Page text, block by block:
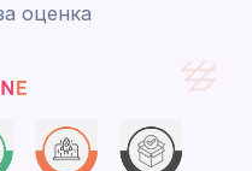
оценка